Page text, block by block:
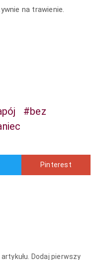
na trawienie.
#bez
Pinterest
Dodaj pierwszy